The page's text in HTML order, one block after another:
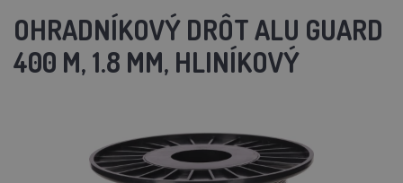
OHRADNÍKOVÝ DRÔT ALU GUARD
400 M, 1.8 MM, HLINÍKOVÝ